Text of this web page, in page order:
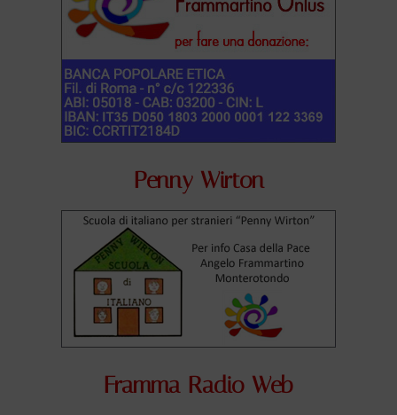
Penny Wirton
Framma Radio Web